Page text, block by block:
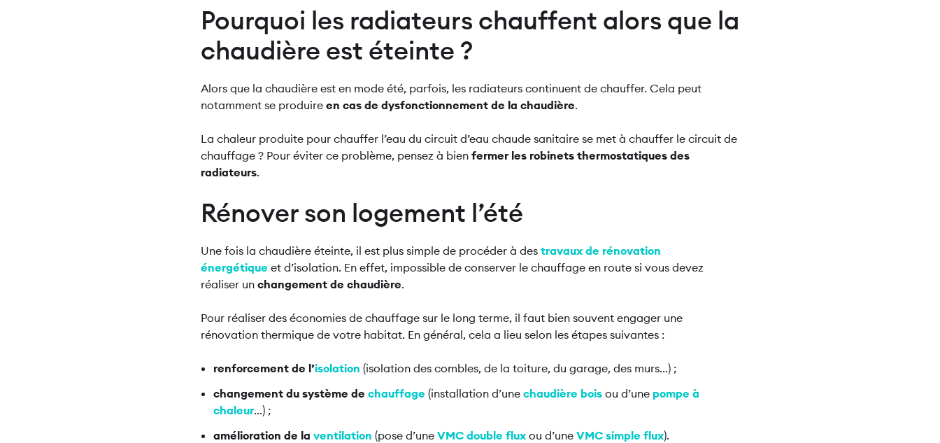
Pourquoi les radiateurs chauffent alors que la
chaudière est éteinte ?
Alors que la chaudière est en mode été, parfois, les radiateurs continuent de chauffer. Cela peut
notamment se produire en cas de dysfonctionnement de la chaudière.
La chaleur produite pour chauffer l’eau du circuit d’eau chaude sanitaire se met à chauffer le circuit de
chauffage ? Pour éviter ce problème, pensez à bien fermer les robinets thermostatiques des
radiateurs.
Rénover son logement l’été
Une fois la chaudière éteinte, il est plus simple de procéder à des travaux de rénovation
énergétique et d’isolation. En effet, impossible de conserver le chauffage en route si vous devez
réaliser un changement de chaudière.
Pour réaliser des économies de chauffage sur le long terme, il faut bien souvent engager une
rénovation thermique de votre habitat. En général, cela a lieu selon les étapes suivantes :
renforcement de l’isolation (isolation des combles, de la toiture, du garage, des murs...) ;
changement du système de chauffage (installation d’une chaudière bois ou d’une pompe à
chaleur...) ;
amélioration de la ventilation (pose d’une VMC double flux ou d’une VMC simple flux).